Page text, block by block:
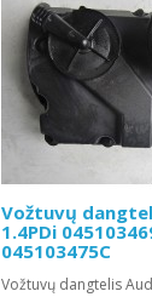
Vožtuvų
1.4PDi
045103475C
Vožtuvų dangtelis